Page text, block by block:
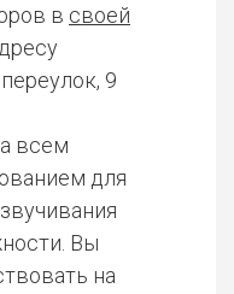
в своей
9
всем
для
Вы
на